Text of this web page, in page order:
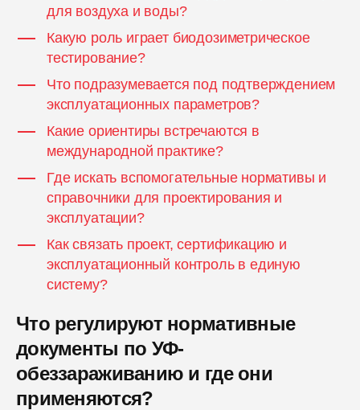
для воздуха и воды?
Какую роль играет биодозиметрическое
тестирование?
Что подразумевается под подтверждением
эксплуатационных параметров?
Какие ориентиры встречаются в
международной практике?
Где искать вспомогательные нормативы и
справочники для проектирования и
эксплуатации?
Как связать проект, сертификацию и
эксплуатационный контроль в единую
систему?
Что регулируют нормативные
документы по УФ-
обеззараживанию и где они
применяются?